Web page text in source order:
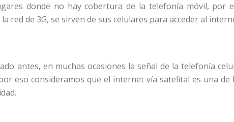
donde no hay cobertura de la telefonía móvil, por
red de 3G, se sirven de sus celulares para acceder al
antes, en muchas ocasiones la señal de la telefonía
eso consideramos que el internet vía satelital es una de